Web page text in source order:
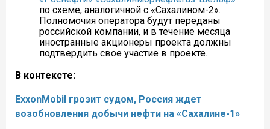
по схеме, аналогичной с «Сахалином-2».
Полномочия оператора будут переданы
российской компании, и в течение месяца
иностранные акционеры проекта должны
подтвердить свое участие в проекте.
В контексте:
ExxonMobil грозит судом, Россия ждет
возобновления добычи нефти на «Сахалине-1»